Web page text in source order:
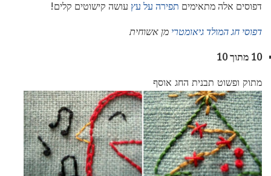
דפוסים אלה מתאימים תפירה על עץ עושה קישוטים קלים!
דפוסי חג המולד גיאומטרי מן אשוחית
10 מתוך 10
מתוק ופשוט תבנית החג אוסף